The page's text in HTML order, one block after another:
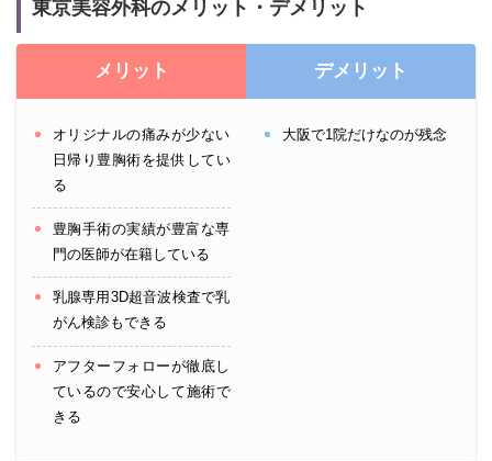
東京美容外科のメリット・デメリット
メリット
オリジナルの痛みが少ない
日帰り豊胸術を提供してい
る
豊胸手術の実績が豊富な専
門の医師が在籍している
乳腺専用3D超音波検査で乳
がん検診もできる
アフターフォローが徹底し
ているので安心して施術で
きる
デメリット
大阪で1院だけなのが残念